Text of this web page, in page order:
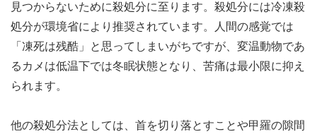
見つからないために殺処分に至ります。殺処分には冷凍殺
処分が環境省により推奨されています。人間の感覚では
「凍死は残酷」と思ってしまいがちですが、変温動物であ
るカメは低温下では冬眠状態となり、苦痛は最小限に抑え
られます。
他の殺処分法としては、首を切り落とすことや甲羅の隙間